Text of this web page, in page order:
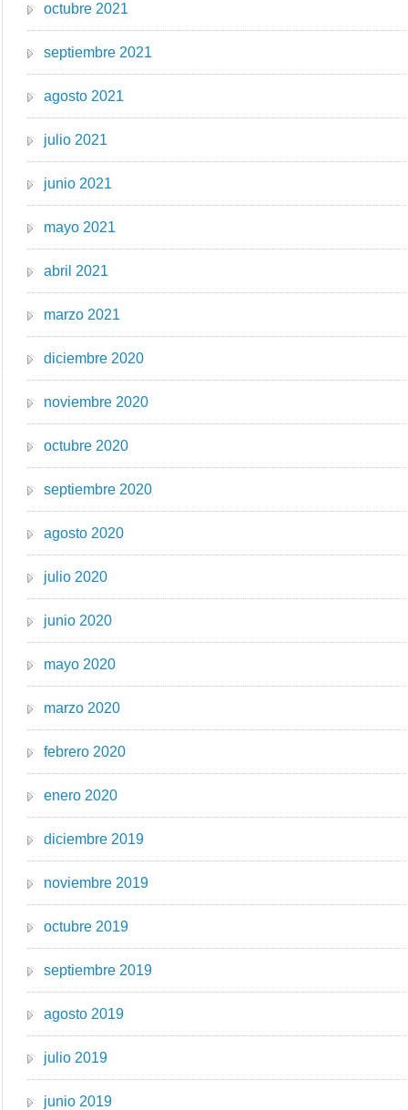
octubre 2021
septiembre 2021
agosto 2021
julio 2021
junio 2021
mayo 2021
abril 2021
marzo 2021
diciembre 2020
noviembre 2020
octubre 2020
septiembre 2020
agosto 2020
julio 2020
junio 2020
mayo 2020
marzo 2020
febrero 2020
enero 2020
diciembre 2019
noviembre 2019
octubre 2019
septiembre 2019
agosto 2019
julio 2019
junio 2019